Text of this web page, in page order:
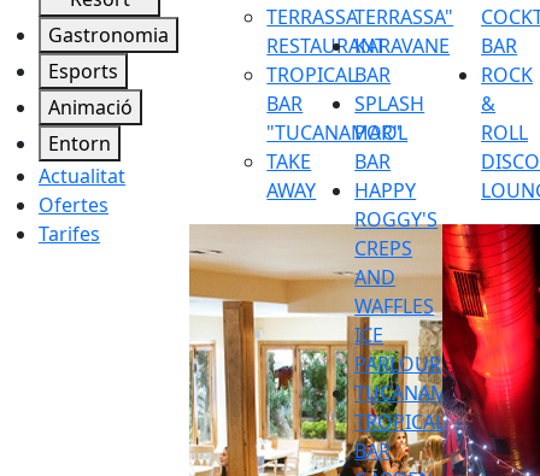
Gastronomia
Esports
Animació
Entorn
Actualitat
Ofertes
Tarifes
TERRASSA
RESTAURANT
TROPICAL
BAR
"TUCANAMAR"
TAKE
AWAY
TERRASSA"
KARAVANE
BAR
SPLASH
POOL
BAR
HAPPY
ROGGY'S
CREPS
AND
WAFFLES
ICE
PARLOUR
TUCANAMAR
TROPICAL
BAR
BAR
ROCK
&
ROLL
DISCO